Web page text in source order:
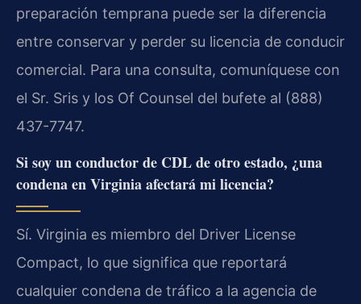
preparación temprana puede ser la diferencia
entre conservar y perder su licencia de conducir
comercial. Para una consulta, comuníquese con
el Sr. Sris y los Of Counsel del bufete al (888)
437-7747.
Si soy un conductor de CDL de otro estado, ¿una
condena en Virginia afectará mi licencia?
Sí. Virginia es miembro del Driver License
Compact, lo que significa que reportará
cualquier condena de tráfico a la agencia de